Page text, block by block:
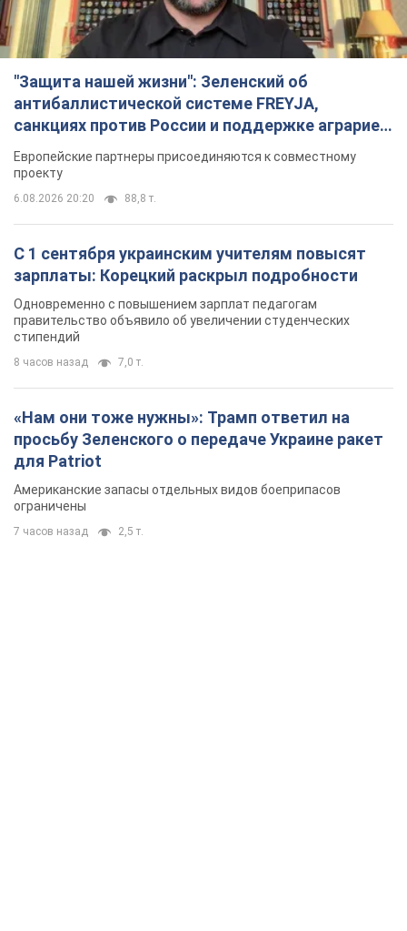
"Защита нашей жизни": Зеленский об
антибаллистической системе FREYJA,
санкциях против России и поддержке аграриев.
Видео
Европейские партнеры присоединяются к совместному
проекту
6.08.2026 20:20 88,8 т.
С 1 сентября украинским учителям повысят
зарплаты: Корецкий раскрыл подробности
Одновременно с повышением зарплат педагогам
правительство объявило об увеличении студенческих
стипендий
8 часов назад 7,0 т.
«Нам они тоже нужны»: Трамп ответил на
просьбу Зеленского о передаче Украине ракет
для Patriot
Американские запасы отдельных видов боеприпасов
ограничены
7 часов назад 2,5 т.